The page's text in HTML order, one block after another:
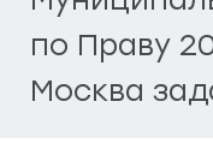
по Праву
Москва